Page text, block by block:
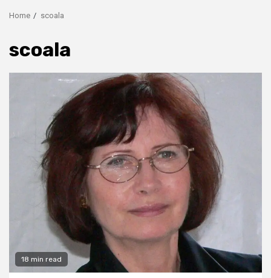
Home scoala
scoala
18 min read